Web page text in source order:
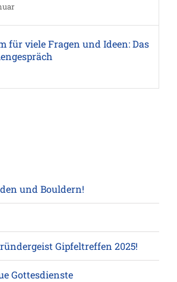
für viele Fragen und Ideen: Das
und Bouldern!
Gipfeltreffen 2025!
Gottesdienste